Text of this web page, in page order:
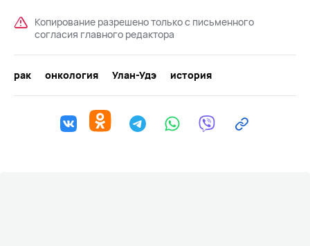
Копирование разрешено только с письменного
согласия главного редактора
рак онкология Улан-Удэ история